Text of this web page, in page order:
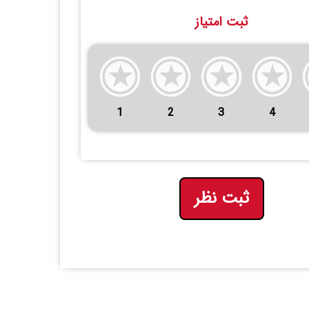
ثبت امتیاز
1 2 3 4
ثبت نظر